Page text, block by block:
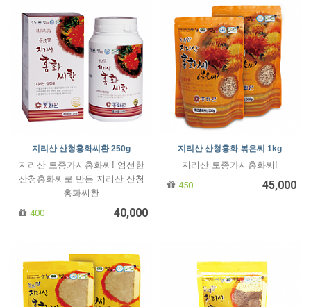
지리산 산청홍화씨환 250g
지리산 토종가시홍화씨! 엄선한
산청홍화씨로 만든 지리산 산청
홍화씨환
400
40,000
지리산 산청홍화 볶은씨 1kg
지리산 토종가시홍화씨!
450
45,000